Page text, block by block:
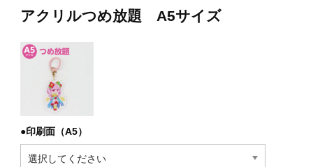
アクリルつめ放題 A5サイズ
●印刷面（A5）